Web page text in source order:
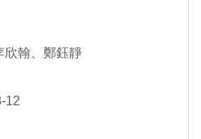
欣翰、鄭鈺靜
12